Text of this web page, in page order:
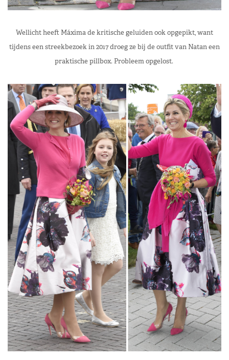
Wellicht heeft Máxima de kritische geluiden ook opgepikt, want
tijdens een streekbezoek in 2017 droeg ze bij de outfit van Natan een
praktische pillbox. Probleem opgelost.